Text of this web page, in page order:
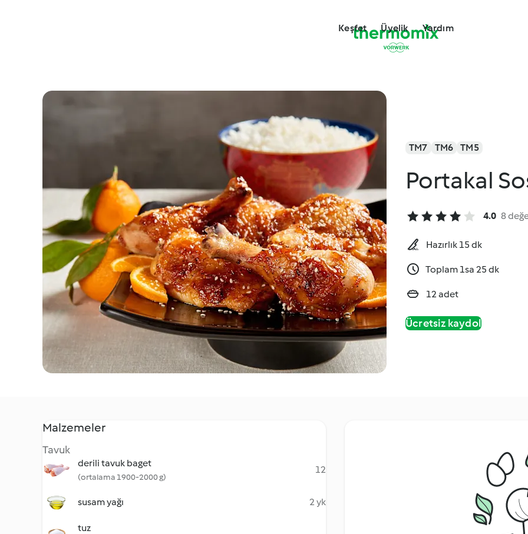
Keşfet Üyelik Yardım
TM7 TM6 TM5
Portakal
4.0 8
Hazırlık 15 dk
Toplam 1sa 25 dk
12 adet
Ücretsiz kaydol
Malzemeler
Tavuk
derili tavuk baget
(ortalama 1900-2000 g)
12
susam yağı 2 yk
tuz